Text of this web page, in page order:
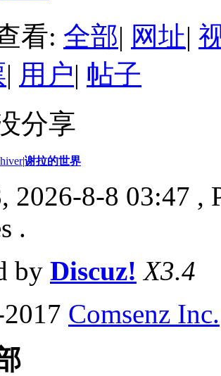
看: 全部| 网址|
| 用户| 帖子
分享
|谢拉的世界
2026-8-8 03:47 ,
.
by Discuz! X3.4
Comsenz Inc.